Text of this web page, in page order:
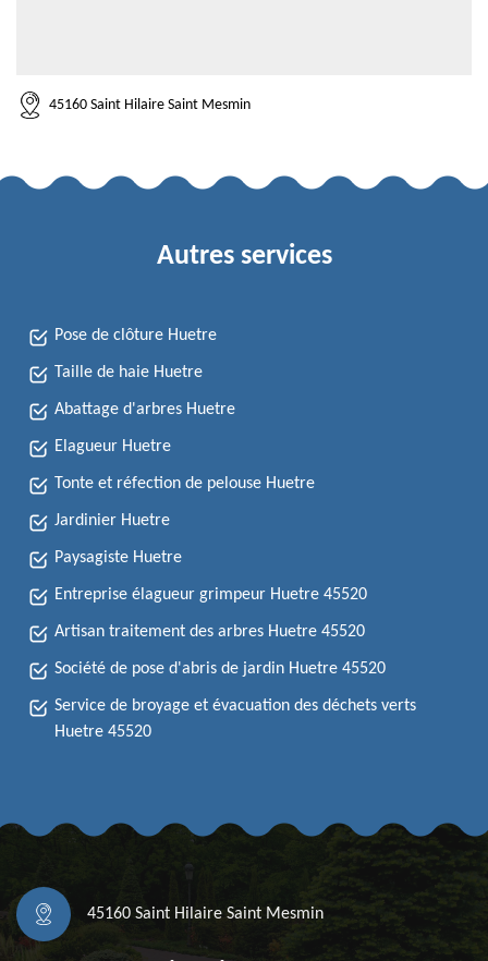
45160 Saint Hilaire Saint Mesmin
Autres services
Pose de clôture Huetre
Taille de haie Huetre
Abattage d'arbres Huetre
Elagueur Huetre
Tonte et réfection de pelouse Huetre
Jardinier Huetre
Paysagiste Huetre
Entreprise élagueur grimpeur Huetre 45520
Artisan traitement des arbres Huetre 45520
Société de pose d'abris de jardin Huetre 45520
Service de broyage et évacuation des déchets verts
Huetre 45520
45160 Saint Hilaire Saint Mesmin